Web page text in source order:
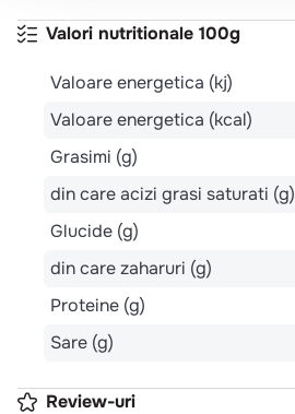
Valori nutritionale 100g
Valoare energetica (kj)
Valoare energetica (kcal)
Grasimi (g)
din care acizi grasi saturati (g)
Glucide (g)
din care zaharuri (g)
Proteine (g)
Sare (g)
Review-uri